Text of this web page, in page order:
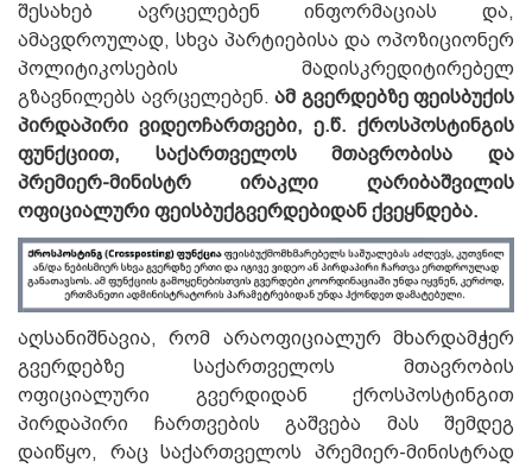
შესახებ ავრცელებენ ინფორმაციას და,
ამავდროულად, სხვა პარტიებისა და ოპოზიციონერ
პოლიტიკოსების მადისკრედიტირებელ
გზავნილებს ავრცელებენ. ამ გვერდებზე ფეისბუქის
პირდაპირი ვიდეოჩართვები, ე.წ. ქროსპოსტინგის
ფუნქციით, საქართველოს მთავრობისა და
პრემიერ-მინისტრ ირაკლი ღარიბაშვილის
ოფიციალური ფეისბუქგვერდებიდან ქვეყნდება.
აღსანიშნავია, რომ არაოფიციალურ მხარდამჭერ
გვერდებზე საქართველოს მთავრობის
ოფიციალური გვერდიდან ქროსპოსტინგით
პირდაპირი ჩართვების გაშვება მას შემდეგ
დაიწყო, რაც საქართველოს პრემიერ-მინისტრად